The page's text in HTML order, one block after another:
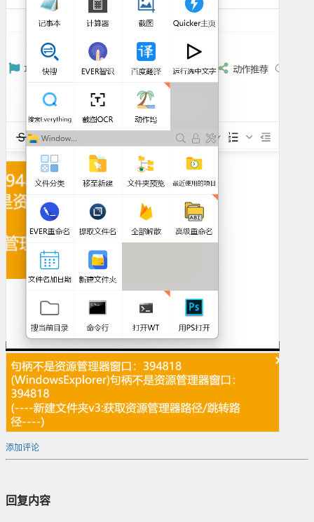
添加评论
回复内容